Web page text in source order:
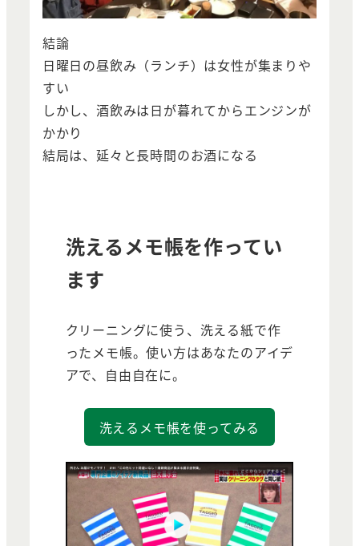
結論
日曜日の昼飲み（ランチ）は女性が集まりや
すい
しかし、酒飲みは日が暮れてからエンジンが
かかり
結局は、延々と長時間のお酒になる
洗えるメモ帳を作ってい
ます
クリーニングに使う、洗える紙で作
ったメモ帳。使い方はあなたのアイデ
アで、自由自在に。
洗えるメモ帳を使ってみる